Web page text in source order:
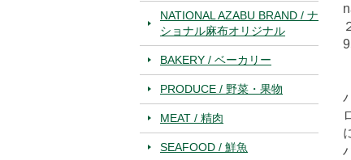
NATIONAL AZABU BRAND / ナ
ショナル麻布オリジナル
BAKERY / ベーカリー
PRODUCE / 野菜・果物
MEAT / 精肉
SEAFOOD / 鮮魚